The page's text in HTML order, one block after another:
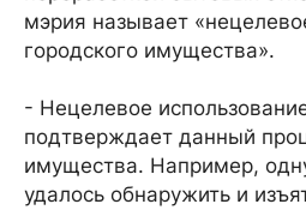
мэрия называет
городского имущества».
- Нецелевое
подтверждает данный
имущества. Например,
удалось обнаружить и